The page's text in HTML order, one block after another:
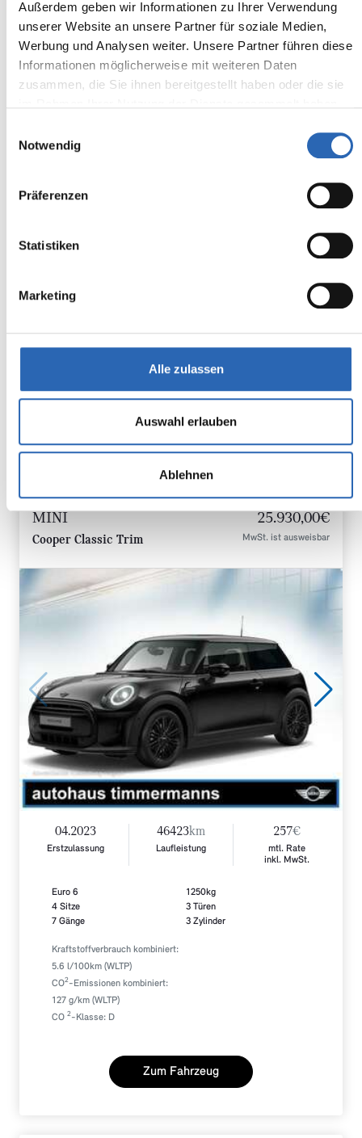
Außerdem geben wir Informationen zu Ihrer Verwendung
unserer Website an unsere Partner für soziale Medien,
Werbung und Analysen weiter. Unsere Partner führen diese
Informationen möglicherweise mit weiteren Daten
zusammen, die Sie ihnen bereitgestellt haben oder die sie
Notwendig
Präferenzen
Statistiken
Marketing
Alle zulassen
Auswahl erlauben
Ablehnen
Erstzulassung
Euro 6
Kraftstoffverbrauch kombiniert:
2
Zum Fahrzeug
MINI
Cooper Classic Trim
25.930,00€
MwSt. ist ausweisbar
04.2023
Erstzulassung
46423km
Laufleistung
257€
mtl. Rate
inkl. MwSt.
Euro 6
4 Sitze
7 Gänge
1250kg
3 Türen
3 Zylinder
Kraftstoffverbrauch kombiniert:
5.6 l/100km (WLTP)
CO2-Emissionen kombiniert:
127 g/km (WLTP)
CO 2-Klasse: D
Zum Fahrzeug